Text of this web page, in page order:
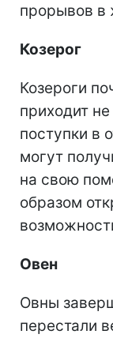
прорывов в
Козерог
Козероги
приходит
поступки в
могут
на свою
образом
Овен
Овны
перестали